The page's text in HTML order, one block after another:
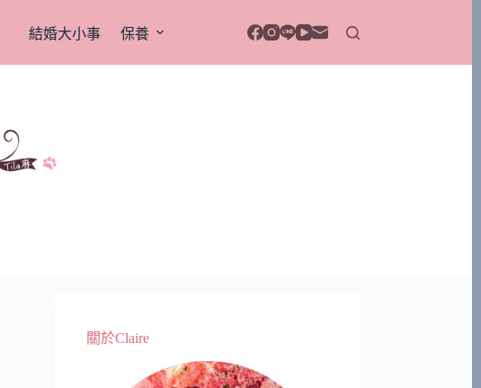
結婚大小事 保養
關於Claire